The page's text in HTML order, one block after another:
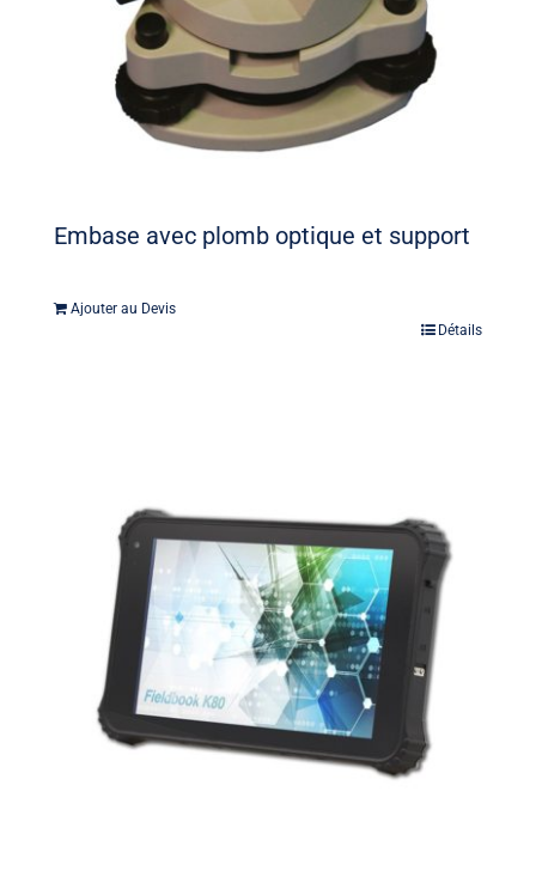
Embase avec plomb optique et support
Ajouter au Devis
Détails